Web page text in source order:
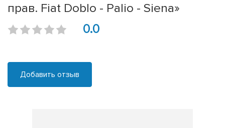
прав. Fiat Doblo - Palio - Siena»
0.0
Добавить отзыв